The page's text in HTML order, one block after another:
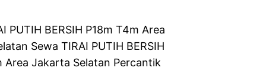
PUTIH BERSIH P18m T4m Area
Sewa TIRAI PUTIH BERSIH
Area Jakarta Selatan Percantik